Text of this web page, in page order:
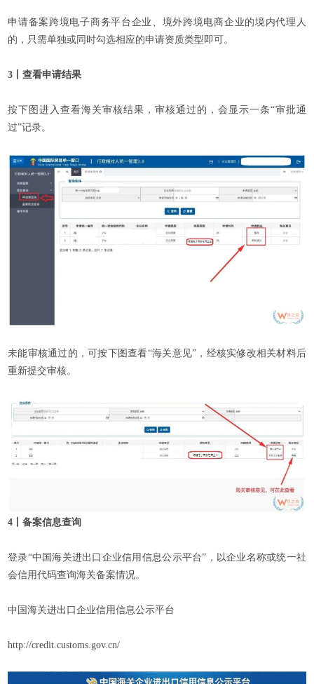
申请备案跨境电子商务平台企业、境外跨境电商企业的境内代理人
的，只需单独或同时勾选相应的申请资质类型即可。
3丨查看申请结果
按下图进入查看海关审核结果，审核通过的，会显示一条“审批通
过”记录。
未能审核通过的，可按下图查看“海关意见”，经核实修改相关材料后
重新提交审核。
4丨备案信息查询
登录“中国海关进出口企业信用信息公示平台”，以企业名称或统一社
会信用代码查询海关备案情况。
中国海关进出口企业信用信息公示平台
http://credit.customs.gov.cn/